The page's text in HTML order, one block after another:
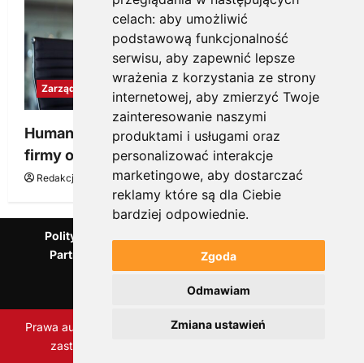
celach: aby umożliwić
podstawową funkcjonalność
serwisu, aby zapewnić lepsze
wrażenia z korzystania ze strony
internetowej, aby zmierzyć Twoje
zainteresowanie naszymi
produktami i usługami oraz
personalizować interakcje
marketingowe, aby dostarczać
reklamy które są dla Ciebie
bardziej odpowiednie.
Zgoda
Odmawiam
Zmiana ustawień
Zarządzanie
Human to Human (H2H) – jak tworzyć kulturę
firmy opartą na autentycznych relacjach?
Redakcja KnowMore.pl 5 marca, 2026 0
Polityka Prywatności
Partnerzy Mentora.pl
Słownik marketingowy
Blog o przedsiębiorczości
Agencja marketingowa Scorise
Prawa autorskie Scorise Agency Sp. z o.o. Wszelkie prawa
zastrzeżone.